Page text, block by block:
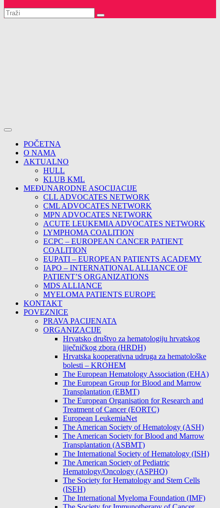
POČETNA
O NAMA
AKTUALNO
HULL
KLUB KML
MEĐUNARODNE ASOCIJACIJE
CLL ADVOCATES NETWORK
CML ADVOCATES NETWORK
MPN ADVOCATES NETWORK
ACUTE LEUKEMIA ADVOCATES NETWORK
LYMPHOMA COALITION
ECPC – EUROPEAN CANCER PATIENT
COALITION
EUPATI – EUROPEAN PATIENTS ACADEMY
IAPO – INTERNATIONAL ALLIANCE OF
PATIENT’S ORGANIZATIONS
MDS ALLIANCE
MYELOMA PATIENTS EUROPE
KONTAKT
POVEZNICE
PRAVA PACIJENATA
ORGANIZACIJE
Hrvatsko društvo za hematologiju hrvatskog
liječničkog zbora (HRDH)
Hrvatska kooperativna udruga za hematološke
bolesti – KROHEM
The European Hematology Association (EHA)
The European Group for Blood and Marrow
Transplantation (EBMT)
The European Organisation for Research and
Treatment of Cancer (EORTC)
European LeukemiaNet
The American Society of Hematology (ASH)
The American Society for Blood and Marrow
Transplantation (ASBMT)
The International Society of Hematology (ISH)
The American Society of Pediatric
Hematology/Oncology (ASPHO)
The Society for Hematology and Stem Cells
(ISEH)
The International Myeloma Foundation (IMF)